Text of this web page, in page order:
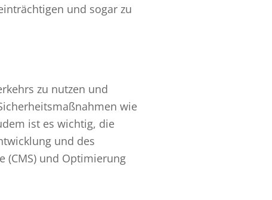
und sogar zu
zu nutzen und
wie
ist es wichtig, die
und des
(CMS) und Optimierung